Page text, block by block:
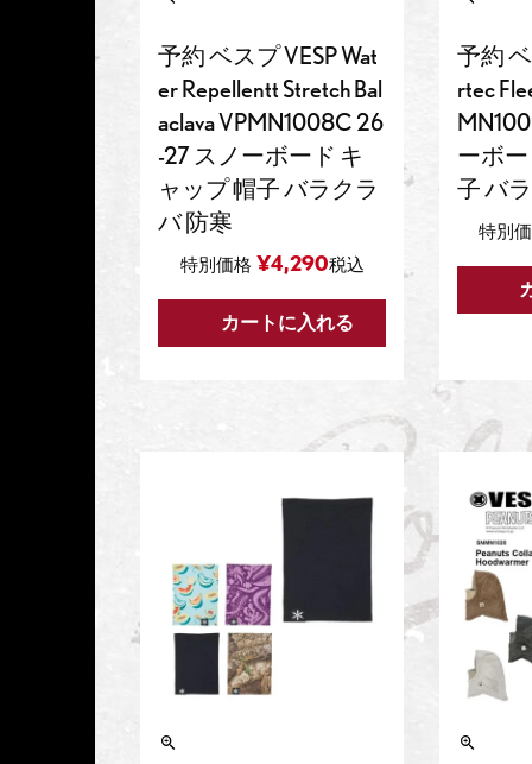
予約 ベスプ VESP Wat
er Repellentt Stretch Bal
aclava VPMN1008C 26
-27 スノーボード キ
ャップ 帽子 バラクラ
バ 防寒
特別価格 ¥4,290税込
カートに入れる
予約
rtec
ーボ
子 バ
特別